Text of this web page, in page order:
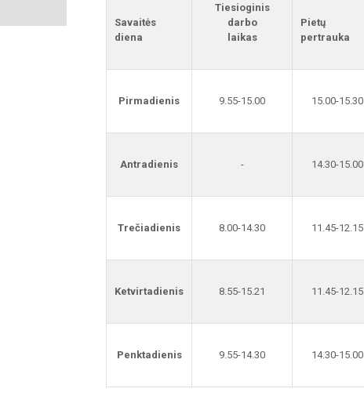
Savaitės
diena
Tiesioginis
darbo
laikas
Pietų
pertrauka
Pirmadienis 9.55-15.00 15.00-15.30
Antradienis - 14.30-15.00
Trečiadienis 8.00-14.30 11.45-12.15
Ketvirtadienis 8.55-15.21 11.45-12.15
Penktadienis 9.55-14.30 14.30-15.00